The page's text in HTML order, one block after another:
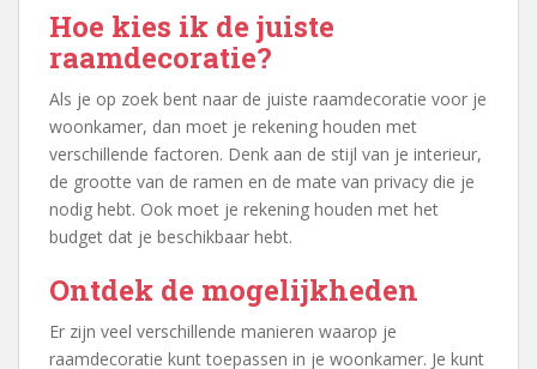
Hoe kies ik de juiste
raamdecoratie?
Als je op zoek bent naar de juiste raamdecoratie voor je
woonkamer, dan moet je rekening houden met
verschillende factoren. Denk aan de stijl van je interieur,
de grootte van de ramen en de mate van privacy die je
nodig hebt. Ook moet je rekening houden met het
budget dat je beschikbaar hebt.
Ontdek de mogelijkheden
Er zijn veel verschillende manieren waarop je
raamdecoratie kunt toepassen in je woonkamer. Je kunt